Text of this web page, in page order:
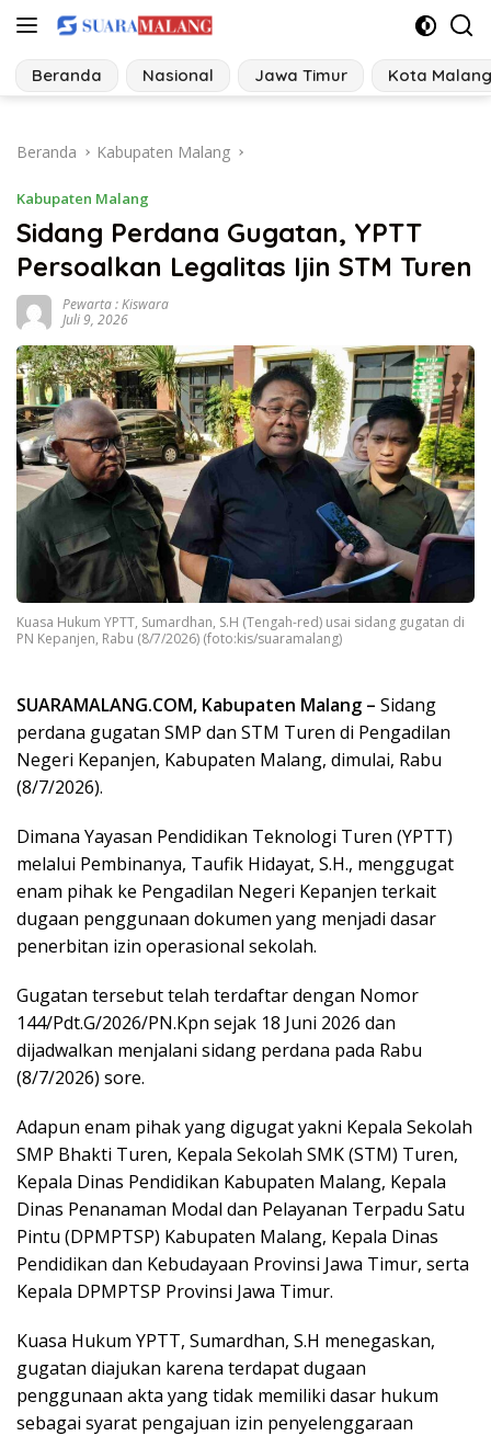
Langsung
konten
Beranda Nasional Jawa Timur Kota Malang
Beranda Kabupaten Malang
Kabupaten Malang
Sidang Perdana Gugatan, YPTT
Persoalkan Legalitas Ijin STM Turen
Pewarta : Kiswara
Juli 9, 2026
Kuasa Hukum YPTT, Sumardhan, S.H (Tengah-red) usai sidang gugatan di
PN Kepanjen, Rabu (8/7/2026) (foto:kis/suaramalang)
SUARAMALANG.COM, Kabupaten Malang – Sidang
perdana gugatan SMP dan STM Turen di Pengadilan
Negeri Kepanjen, Kabupaten Malang, dimulai, Rabu
(8/7/2026).
Dimana Yayasan Pendidikan Teknologi Turen (YPTT)
melalui Pembinanya, Taufik Hidayat, S.H., menggugat
enam pihak ke Pengadilan Negeri Kepanjen terkait
dugaan penggunaan dokumen yang menjadi dasar
penerbitan izin operasional sekolah.
Gugatan tersebut telah terdaftar dengan Nomor
144/Pdt.G/2026/PN.Kpn sejak 18 Juni 2026 dan
dijadwalkan menjalani sidang perdana pada Rabu
(8/7/2026) sore.
Adapun enam pihak yang digugat yakni Kepala Sekolah
SMP Bhakti Turen, Kepala Sekolah SMK (STM) Turen,
Kepala Dinas Pendidikan Kabupaten Malang, Kepala
Dinas Penanaman Modal dan Pelayanan Terpadu Satu
Pintu (DPMPTSP) Kabupaten Malang, Kepala Dinas
Pendidikan dan Kebudayaan Provinsi Jawa Timur, serta
Kepala DPMPTSP Provinsi Jawa Timur.
Kuasa Hukum YPTT, Sumardhan, S.H menegaskan,
gugatan diajukan karena terdapat dugaan
penggunaan akta yang tidak memiliki dasar hukum
sebagai syarat pengajuan izin penyelenggaraan